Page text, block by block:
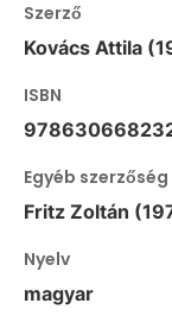
Szerző
Kovács Attila
ISBN
Egyéb szerzőség
Fritz Zoltán
Nyelv
magyar